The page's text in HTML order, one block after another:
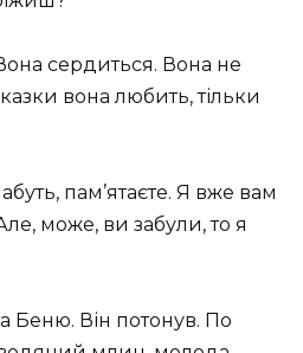
сердиться. Вона не
вона любить, тільки
пам’ятаєте. Я вже вам
може, ви забули, то я
Беню. Він потонув. По